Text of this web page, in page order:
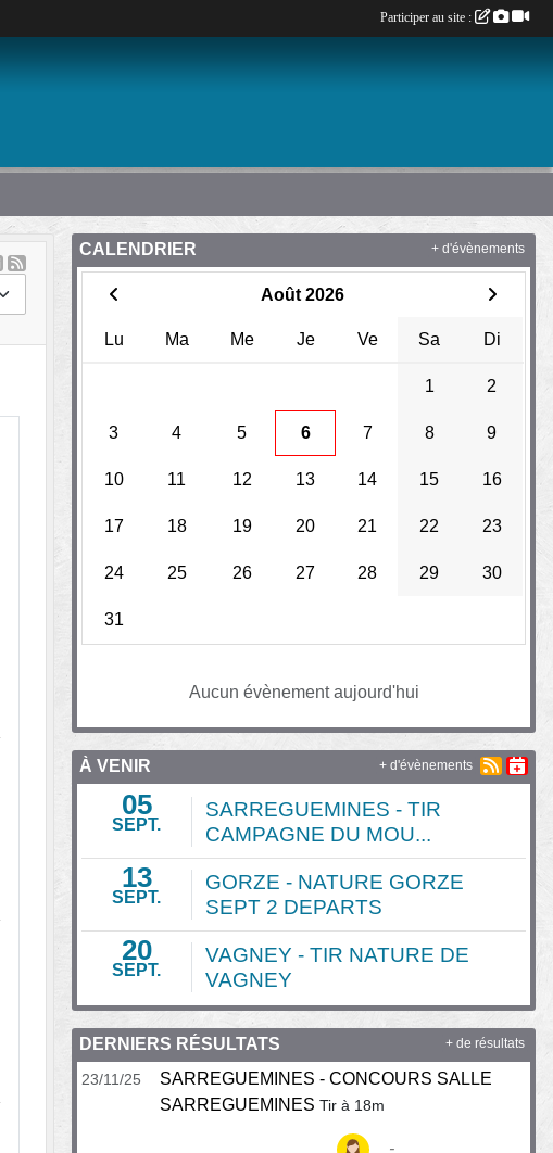
CALENDRIER
Août 2026
Lu Ma Me Je Ve Sa Di
1 2
3 4 5 6 7 8 9
10 11 12 13 14 15 16
17 18 19 20 21 22 23
24 25 26 27 28 29 30
31
Aucun évènement aujourd'hui
+ d'évènements
À VENIR
05
SEPT.
SARREGUEMINES - TIR
CAMPAGNE DU MOU...
13
SEPT.
GORZE - NATURE GORZE
SEPT 2 DEPARTS
20
SEPT.
VAGNEY - TIR NATURE DE
VAGNEY
+ d'évènements
DERNIERS RÉSULTATS
23/11/25
SARREGUEMINES - CONCOURS SALLE
SARREGUEMINES Tir à 18m
+ de résultats
Participer au site :